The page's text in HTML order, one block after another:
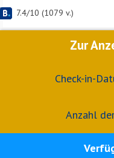
7.4/10 (1079 v.)
Zur
Check-in-
Anzahl